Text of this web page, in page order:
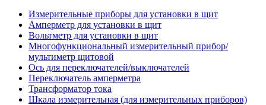
Измерительные приборы для установки в щит
Амперметр для установки в щит
Вольтметр для установки в щит
Многофункциональный измерительный прибор/
мультиметр щитовой
Ось для переключателей/выключателей
Переключатель амперметра
Трансформатор тока
Шкала измерительная (для измерительных приборов)